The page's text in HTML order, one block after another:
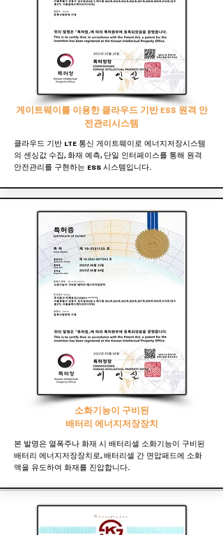
​게이트웨이를 이용한 클라우드 기반 ESS 원격 안
전관리시스템
클라우드 기반 LTE 통신 게이트웨이로 에너지저장시스템
의 센싱값 수집, 화재 예측, 단일 인터페이스를 통해 원격
안전관리를 구현하는 ESS 시스템입니다.
소화기능이 구비된
배터리 에너지저장장치
본 발명은 열폭주나 화재 시 배터리셀 소화기능이 구비된
배터리 에너지저장장치로, 배터리셀 간 면압패드에 소화
액을 유도하여 화재를 진압합니다.